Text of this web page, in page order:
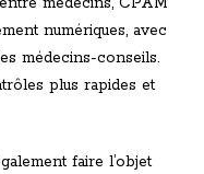
numériques, avec
médecins-conseils.
plus rapides et
faire l’objet